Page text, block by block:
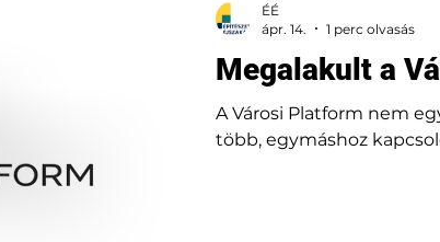
Megalakult a
A Városi Platform nem
több, egymáshoz
ÉÉ
ápr. 14.
1 perc olvasás